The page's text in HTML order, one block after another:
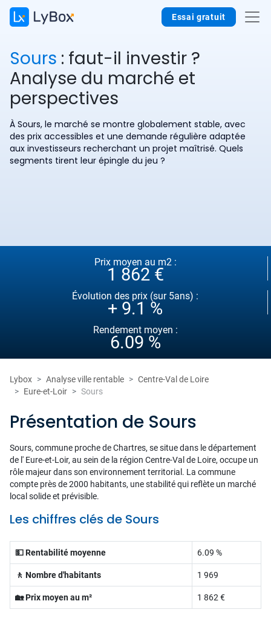
Essai gratuit
Sours : faut-il investir ?
Analyse du marché et
perspectives
À Sours, le marché se montre globalement stable, avec
des prix accessibles et une demande régulière adaptée
aux investisseurs recherchant un projet maîtrisé. Quels
segments tirent leur épingle du jeu ?
Prix moyen au m2 :
1 862 €
Évolution des prix (sur 5ans) :
+ 9.1 %
Rendement moyen :
6.09 %
Lybox Analyse ville rentable
Centre-Val de Loire
Eure-et-Loir
Sours
Présentation de Sours
Sours, commune proche de Chartres, se situe dans le département
de l' Eure-et-Loir, au sein de la région Centre-Val de Loire, occupe un
rôle majeur dans son environnement territorial. La commune
compte près de 2000 habitants, une stabilité qui reflète un marché
local solide et prévisible.
Les chiffres clés de Sours
💵 Rentabilité moyenne 6.09 %
🚶 Nombre d'habitants 1 969
🏡 Prix moyen au m² 1 862 €